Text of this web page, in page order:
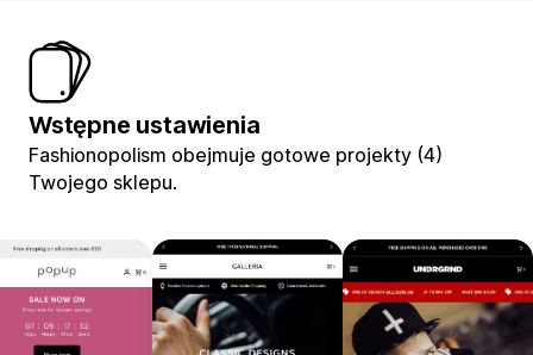
Wstępne ustawienia
Fashionopolism obejmuje gotowe projekty (4)
Twojego sklepu.